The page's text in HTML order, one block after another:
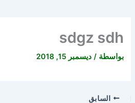
sdgz sdh
بواسطة /ديسمبر 15, 2018
السابق